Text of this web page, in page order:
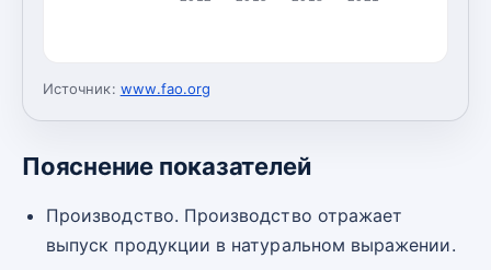
Источник: www.fao.org
Пояснение показателей
Производство. Производство отражает
выпуск продукции в натуральном выражении.